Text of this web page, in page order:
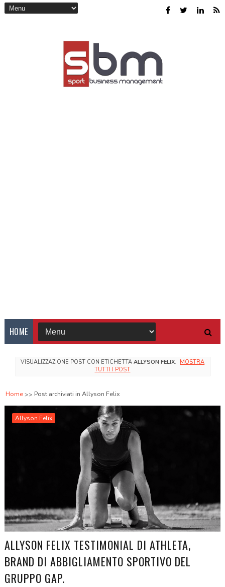
HOME
VISUALIZZAZIONE POST CON ETICHETTA ALLYSON FELIX. MOSTRA
TUTTI I POST
Home Post archiviati in Allyson Felix
Allyson Felix
ALLYSON FELIX TESTIMONIAL DI ATHLETA,
BRAND DI ABBIGLIAMENTO SPORTIVO DEL
GRUPPO GAP.